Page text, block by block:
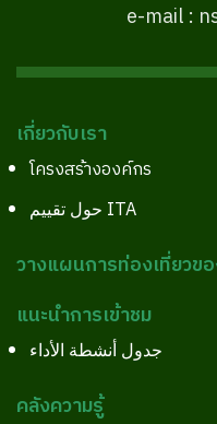
e-mail :
เกี่ยวกับเรา
โครงสร้างองค์กร
حول تقييم ITA
วางแผนการท่องเที่ยวข
แนะนำการเข้าชม
جدول أنشطة الأداء
คลังความรู้